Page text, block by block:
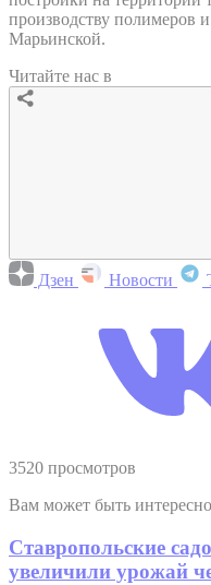
производству полимеров
Марьинской.
Читайте нас в
Дзен Новости
3520 просмотров
Вам может быть интересно
Ставропольские
увеличили урожай